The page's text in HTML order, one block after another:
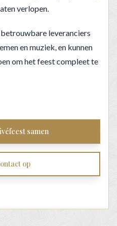
verlopen.
leveranciers
en muziek, en kunnen
om het feest compleet te
samen
op